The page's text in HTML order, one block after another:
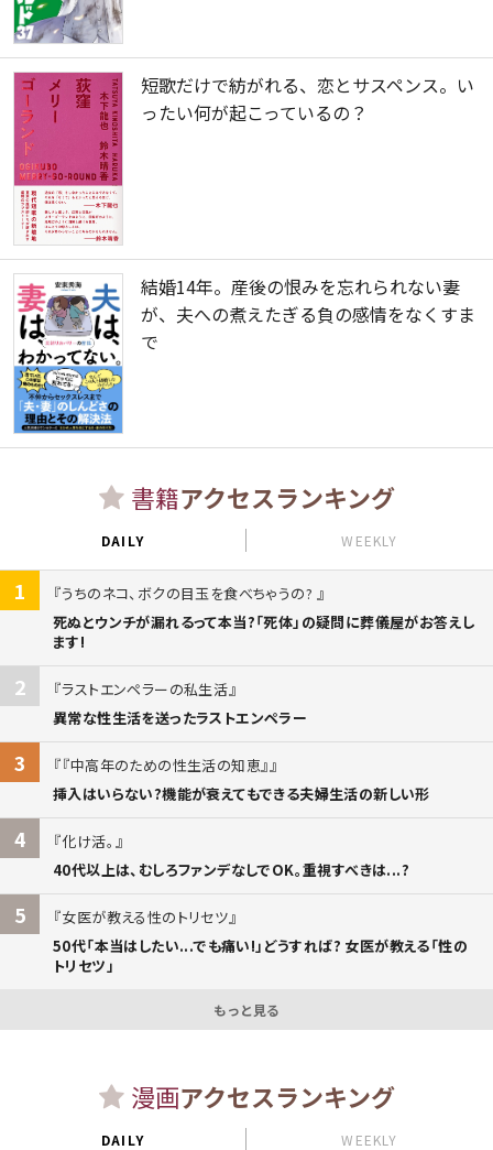
短歌だけで紡がれる、恋とサスペンス。い
ったい何が起こっているの？
結婚14年。産後の恨みを忘れられない妻
が、夫への煮えたぎる負の感情をなくすま
で
書籍アクセスランキング
DAILY WEEKLY
1
うちのネコ、ボクの目玉を食べちゃうの?
死ぬとウンチが漏れるって本当?「死体」の疑問に葬儀屋がお答えし
ます!
2
ラストエンペラーの私生活
異常な性生活を送ったラストエンペラー
3
『中高年のための性生活の知恵』
挿入はいらない?機能が衰えてもできる夫婦生活の新しい形
4
化け活。
40代以上は、むしろファンデなしでOK。重視すべきは...?
5
女医が教える性のトリセツ
50代「本当はしたい...でも痛い!」どうすれば? 女医が教える「性の
トリセツ」
もっと見る
漫画アクセスランキング
DAILY WEEKLY